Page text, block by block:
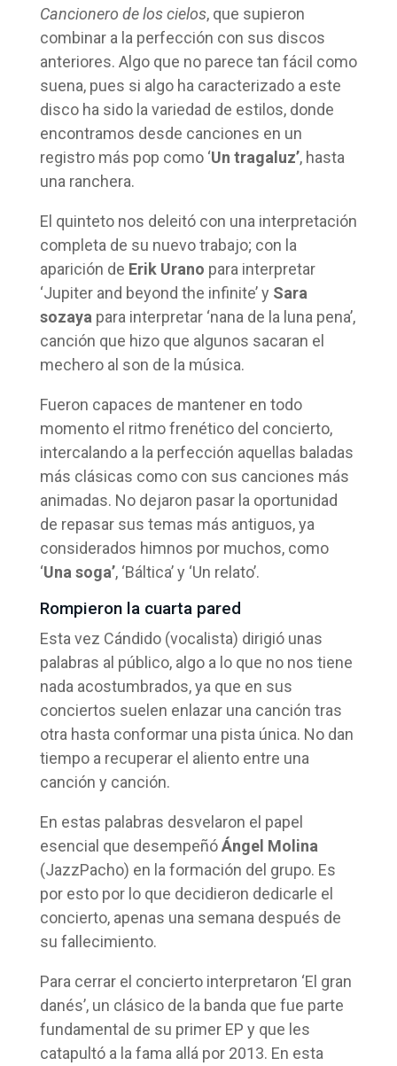
Cancionero de los cielos, que supieron
combinar a la perfección con sus discos
anteriores. Algo que no parece tan fácil como
suena, pues si algo ha caracterizado a este
disco ha sido la variedad de estilos, donde
encontramos desde canciones en un
registro más pop como ‘Un tragaluz’, hasta
una ranchera.
El quinteto nos deleitó con una interpretación
completa de su nuevo trabajo; con la
aparición de Erik Urano para interpretar
‘Jupiter and beyond the infinite’ y Sara
sozaya para interpretar ‘nana de la luna pena’,
canción que hizo que algunos sacaran el
mechero al son de la música.
Fueron capaces de mantener en todo
momento el ritmo frenético del concierto,
intercalando a la perfección aquellas baladas
más clásicas como con sus canciones más
animadas. No dejaron pasar la oportunidad
de repasar sus temas más antiguos, ya
considerados himnos por muchos, como
‘Una soga’, ‘Báltica’ y ‘Un relato’.
Rompieron la cuarta pared
Esta vez Cándido (vocalista) dirigió unas
palabras al público, algo a lo que no nos tiene
nada acostumbrados, ya que en sus
conciertos suelen enlazar una canción tras
otra hasta conformar una pista única. No dan
tiempo a recuperar el aliento entre una
canción y canción.
En estas palabras desvelaron el papel
esencial que desempeñóÁngel Molina
(JazzPacho) en la formación del grupo. Es
por esto por lo que decidieron dedicarle el
concierto, apenas una semana después de
su fallecimiento.
Para cerrar el concierto interpretaron ‘El gran
danés’, un clásico de la banda que fue parte
fundamental de su primer EP y que les
catapultó a la fama allá por 2013. En esta